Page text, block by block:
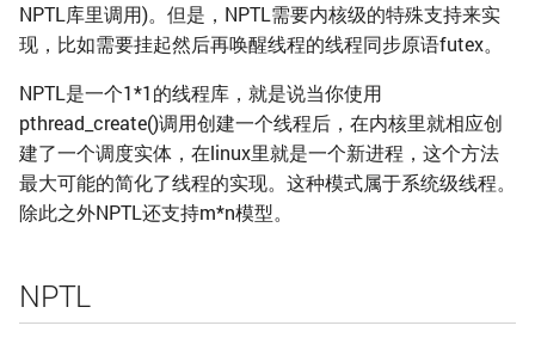
参考资料
NPTL库里调用)。但是，NPTL需要内核级的特殊支持来实
现，比如需要挂起然后再唤醒线程的线程同步原语futex。
NPTL是一个1*1的线程库，就是说当你使用
pthread_create()调用创建一个线程后，在内核里就相应创
建了一个调度实体，在linux里就是一个新进程，这个方法
最大可能的简化了线程的实现。这种模式属于系统级线程。
除此之外NPTL还支持m*n模型。
NPTL